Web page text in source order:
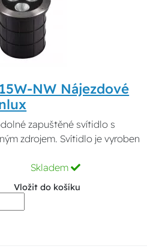
NW Nájezdové
zapuštěné svítidlo s
zdrojem. Svítidlo je vyroben
Skladem
Vložit do košíku